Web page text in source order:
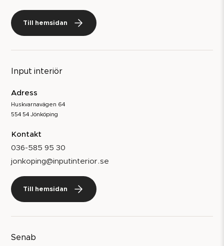
Till hemsidan
Input interiör
Adress
Huskvarnavägen 64
554 54 Jönköping
Kontakt
036-585 95 30
jonkoping@inputinterior.se
Till hemsidan
Senab